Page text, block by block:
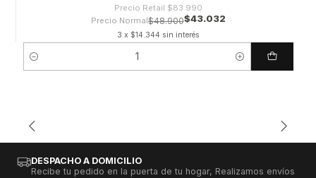
Precio Retail $83.990
Precio Normal$48.900$43.032
3 x $14.344 sin interés
Cantidad
DESPACHO A DOMICILIO
Recibe tu pedido en la puerta de tu hogar, Realizamos envíos